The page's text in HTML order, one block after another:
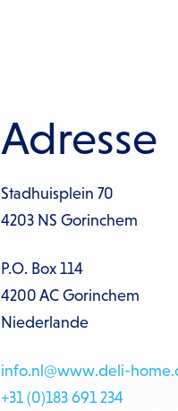
Adresse
Stadhuisplein 70
4203 NS Gorinchem
P.O. Box 114
4200 AC Gorinchem
Niederlande
info.nl@www.deli-
+31 (0)183 691 234